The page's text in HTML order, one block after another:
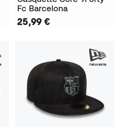
Fc Barcelona
25,99 €